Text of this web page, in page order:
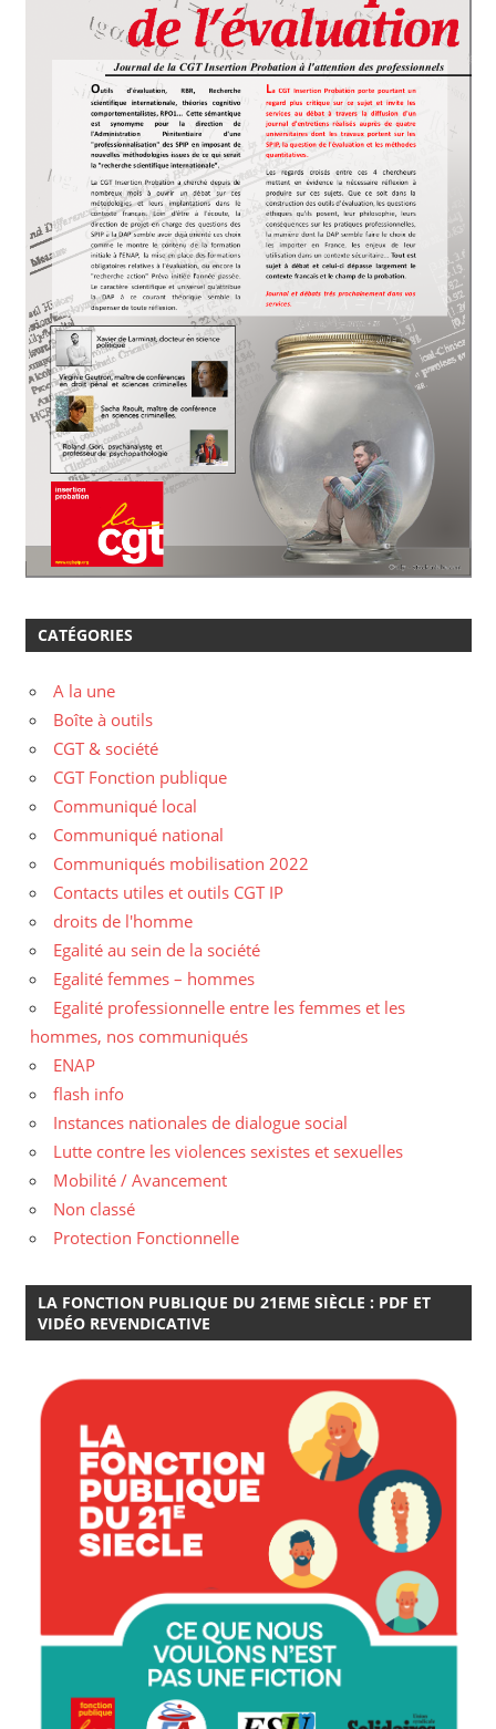
CATÉGORIES
A la une
Boîte à outils
CGT & société
CGT Fonction publique
Communiqué local
Communiqué national
Communiqués mobilisation 2022
Contacts utiles et outils CGT IP
droits de l'homme
Egalité au sein de la société
Egalité femmes – hommes
Egalité professionnelle entre les femmes et les
hommes, nos communiqués
ENAP
flash info
Instances nationales de dialogue social
Lutte contre les violences sexistes et sexuelles
Mobilité / Avancement
Non classé
Protection Fonctionnelle
LA FONCTION PUBLIQUE DU 21EME SIÈCLE : PDF ET
VIDÉO REVENDICATIVE